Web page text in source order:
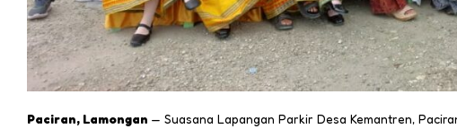
Paciran, Lamongan — Suasana Lapangan Parkir Desa Kemantren,